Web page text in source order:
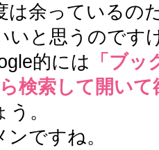
は余っているの
いと思うのです
的には 「ブ
検索して開いて
。
ですね。